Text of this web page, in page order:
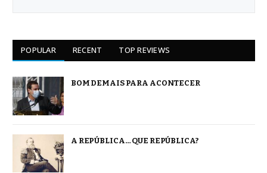
POPULAR RECENT TOP REVIEWS
BOM DEMAIS PARA ACONTECER
A REPÚBLICA… QUE REPÚBLICA?